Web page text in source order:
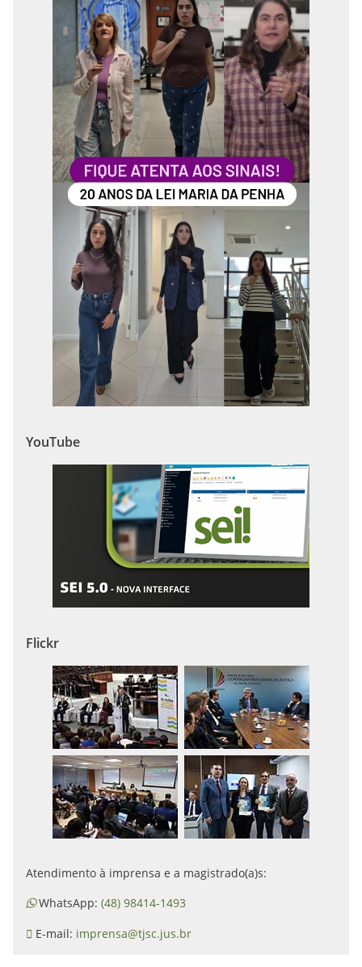
YouTube
Flickr
Atendimento à imprensa e a magistrado(a)s:
WhatsApp: (48) 98414-1493
E-mail: imprensa@tjsc.jus.br